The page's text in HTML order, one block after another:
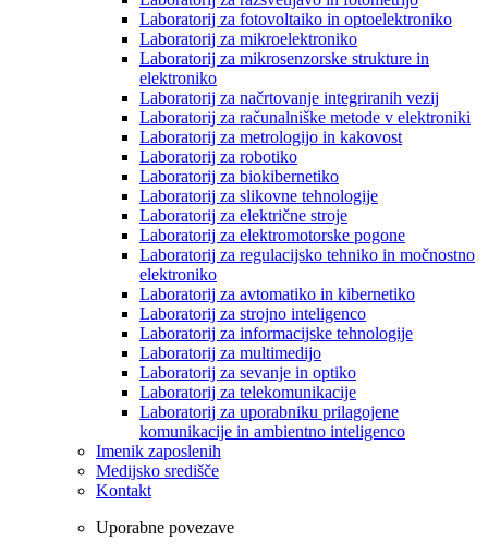
Laboratorij za fotovoltaiko in optoelektroniko
Laboratorij za mikroelektroniko
Laboratorij za mikrosenzorske strukture in
elektroniko
Laboratorij za načrtovanje integriranih vezij
Laboratorij za računalniške metode v elektroniki
Laboratorij za metrologijo in kakovost
Laboratorij za robotiko
Laboratorij za biokibernetiko
Laboratorij za slikovne tehnologije
Laboratorij za električne stroje
Laboratorij za elektromotorske pogone
Laboratorij za regulacijsko tehniko in močnostno
elektroniko
Laboratorij za avtomatiko in kibernetiko
Laboratorij za strojno inteligenco
Laboratorij za informacijske tehnologije
Laboratorij za multimedijo
Laboratorij za sevanje in optiko
Laboratorij za telekomunikacije
Laboratorij za uporabniku prilagojene
komunikacije in ambientno inteligenco
Imenik zaposlenih
Medijsko središče
Kontakt
Uporabne povezave